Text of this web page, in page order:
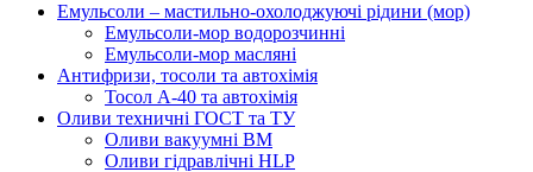
Емульсоли – мастильно-охолоджуючі рідини (мор)
Емульсоли-мор водорозчинні
Емульсоли-мор масляні
Антифризи, тосоли та автохімія
Тосол А-40 та автохімія
Оливи техничні ГОСТ та ТУ
Оливи вакуумні ВМ
Оливи гідравлічні HLP